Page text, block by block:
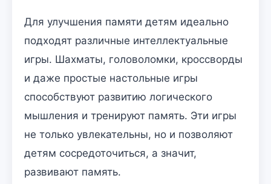
Для улучшения памяти детям идеально
подходят различные интеллектуальные
игры. Шахматы, головоломки, кроссворды
и даже простые настольные игры
способствуют развитию логического
мышления и тренируют память. Эти игры
не только увлекательны, но и позволяют
детям сосредоточиться, а значит,
развивают память.